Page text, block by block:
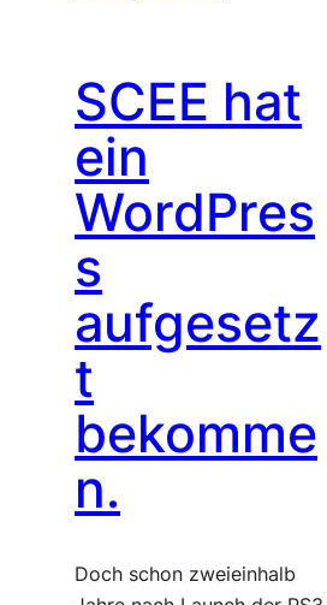
SCEE hat
ein
WordPres
s
aufgesetz
t
bekomme
n.
Doch schon zweieinhalb